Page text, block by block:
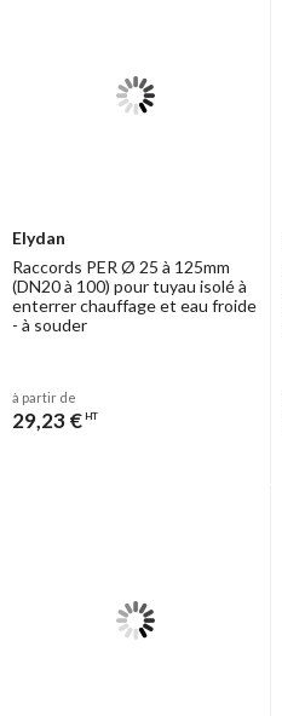
Elydan
Raccords PER Ø 25 à 125mm
(DN20 à 100) pour tuyau isolé à
enterrer chauffage et eau froide
- à souder
à partir de
29,23 € HT